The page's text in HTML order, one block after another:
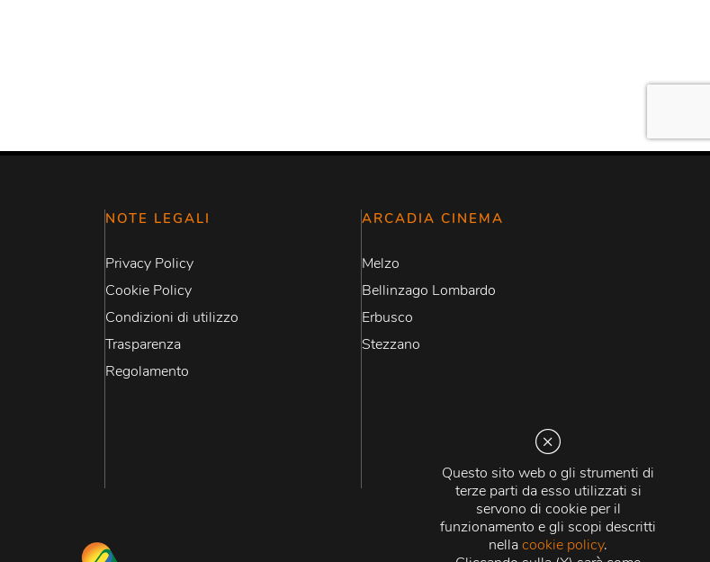
Questo sito web o gli strumenti di
terze parti da esso utilizzati si
servono di cookie per il
funzionamento e gli scopi descritti
nellacookie policy.
NOTE LEGALI
Privacy Policy
Cookie Policy
Condizioni di utilizzo
Trasparenza
Regolamento
ARCADIA CINEMA
Melzo
Bellinzago Lombardo
Erbusco
Stezzano